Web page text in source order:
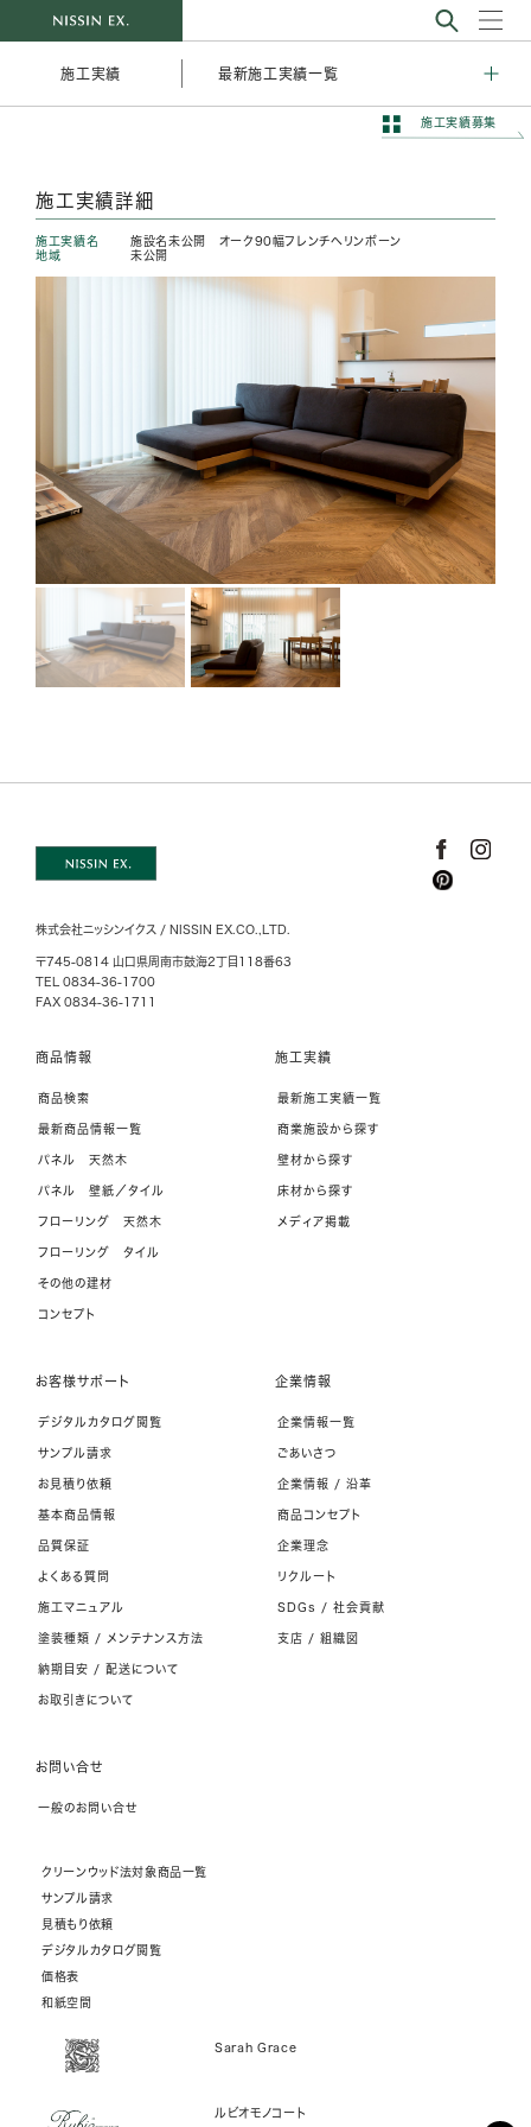
施工実績 最新施工実績一覧
施工実績募集
施工実績詳細
施工実績名
施設名未公開 オーク90幅フレンチヘリンボーン
地域
未公開
株式会社ニッシンイクス / NISSIN EX.CO.,LTD.
〒745-0814 山口県周南市鼓海2丁目118番63
TEL 0834-36-1700
FAX 0834-36-1711
商品情報
商品検索
最新商品情報一覧
パネル 天然木
パネル 壁紙／タイル
フローリング 天然木
フローリング タイル
その他の建材
コンセプト
施工実績
最新施工実績一覧
商業施設から探す
壁材から探す
床材から探す
メディア掲載
お客様サポート
デジタルカタログ閲覧
サンプル請求
お見積り依頼
基本商品情報
品質保証
よくある質問
施工マニュアル
塗装種類 / メンテナンス方法
納期目安 / 配送について
お取引きについて
企業情報
企業情報一覧
ごあいさつ
企業情報 / 沿革
商品コンセプト
企業理念
リクルート
SDGs / 社会貢献
支店 / 組織図
お問い合せ
一般のお問い合せ
クリーンウッド法対象商品一覧
サンプル請求
見積もり依頼
デジタルカタログ閲覧
価格表
和紙空間
Sarah Grace
ルビオモノコート